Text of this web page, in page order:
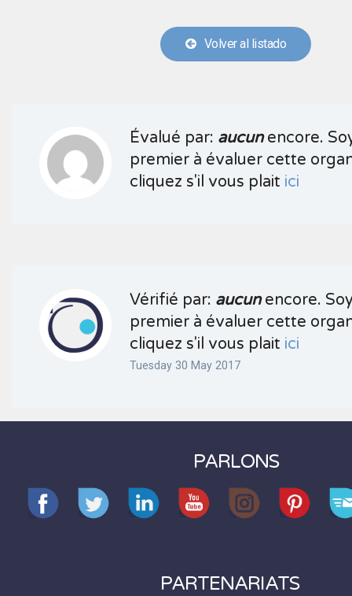
Volver al listado
Évalué par: aucunencore.
premier à évaluer cette
cliquez s'il vous plait ici
Vérifié par: aucunencore.
premier à évaluer cette
cliquez s'il vous plait ici
Tuesday 30 May 2017
PARLONS
PARTENARIATS